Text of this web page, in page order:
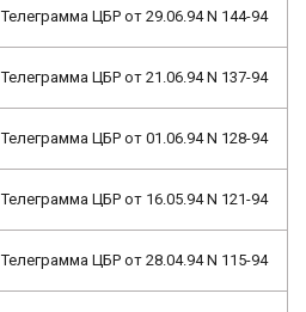
Телеграмма ЦБР от 29.06.94 N 144-94
Телеграмма ЦБР от 21.06.94 N 137-94
Телеграмма ЦБР от 01.06.94 N 128-94
Телеграмма ЦБР от 16.05.94 N 121-94
Телеграмма ЦБР от 28.04.94 N 115-94